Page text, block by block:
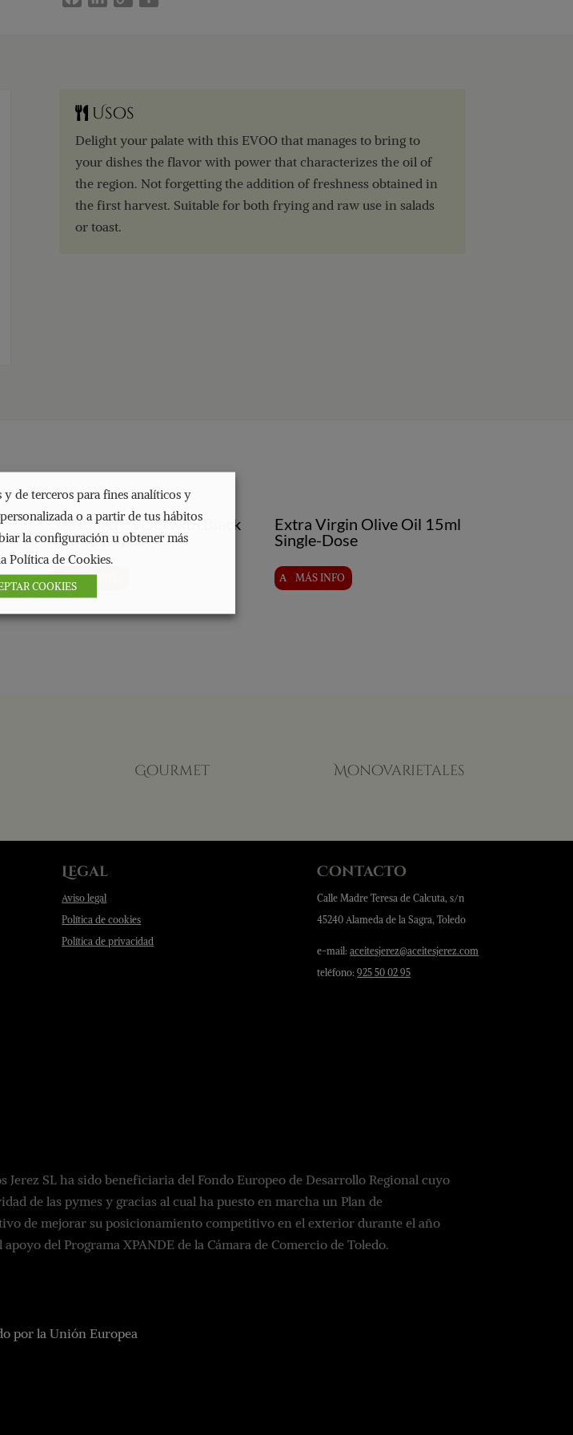
o
k
I
n
n
Usos
Delight your palate with this EVOO that manages to bring to
your dishes the flavor with power that characterizes the oil of
the region. Not forgetting the addition of freshness obtained in
the first harvest. Suitable for both frying and raw use in salads
or toast.
Seasoned EVOO with Black
Truffle 250ml
MÁS INFO
Extra Virgin Olive Oil 15ml
Single-Dose
MÁS INFO
Gourmet Monovarietales
Legal
Aviso legal
Política de cookies
Política de privacidad
Contacto
Calle Madre Teresa de Calcuta, s/n
45240 Alameda de la Sagra, Toledo
e-mail:aceitesjerez@aceitesjerez.com
teléfono: 925 50 02 95
Jerez SL ha sido beneficiaria del Fondo Europeo de Desarrollo Regional cuyo
de las pymes y gracias al cual ha puesto en marcha un Plan de
de mejorar su posicionamiento competitivo en el exterior durante el año
del Programa XPANDE de la Cámara de Comercio de Toledo.
por la Unión Europea
de terceros para fines analíticos y
o a partir de tus hábitos
la configuración u obtener más
Política de Cookies.
COOKIES